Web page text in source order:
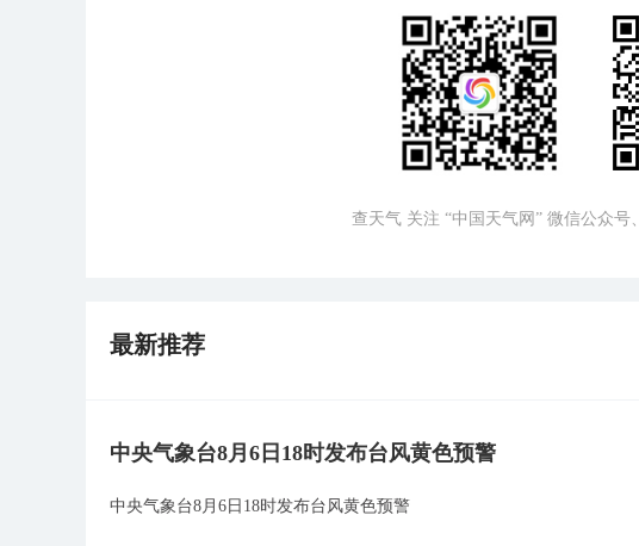
查天气 关注 “中国天气网” 微信公众号
最新推荐
中央气象台8月6日18时发布台风黄色预警
中央气象台8月6日18时发布台风黄色预警